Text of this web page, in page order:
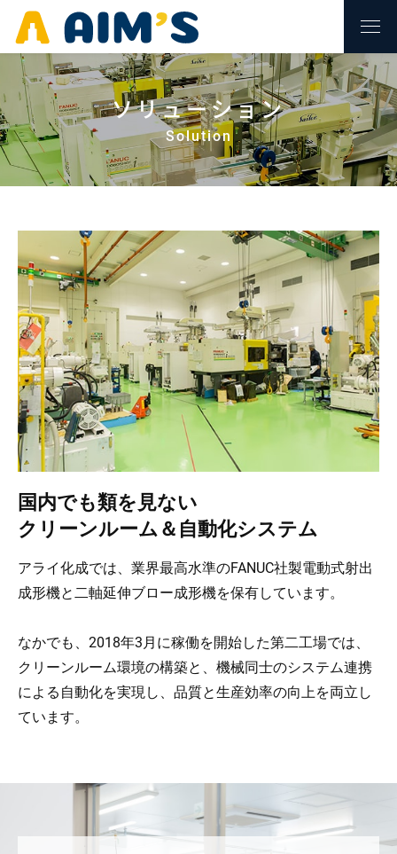
ソリューション
Solution
国内でも類を見ない
クリーンルーム＆自動化システム
アライ化成では、業界最高水準のFANUC社製電動式射出
成形機と二軸延伸ブロー成形機を保有しています。
なかでも、2018年3月に稼働を開始した第二工場では、
クリーンルーム環境の構築と、機械同士のシステム連携
による自動化を実現し、品質と生産効率の向上を両立し
ています。